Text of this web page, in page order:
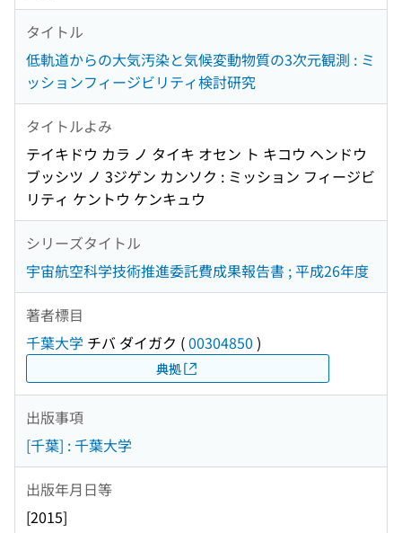
タイトル
低軌道からの大気汚染と気候変動物質の3次元観測 : ミ
ッションフィージビリティ検討研究
タイトルよみ
テイキドウ カラ ノ タイキ オセン ト キコウ ヘンドウ
ブッシツ ノ 3ジゲン カンソク : ミッション フィージビ
リティ ケントウ ケンキュウ
シリーズタイトル
宇宙航空科学技術推進委託費成果報告書 ; 平成26年度
著者標目
千葉大学 チバ ダイガク (00304850 )
典拠
出版事項
[千葉] : 千葉大学
出版年月日等
[2015]